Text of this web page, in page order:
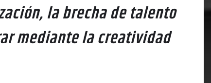
la brecha de talento
mediante la creatividad